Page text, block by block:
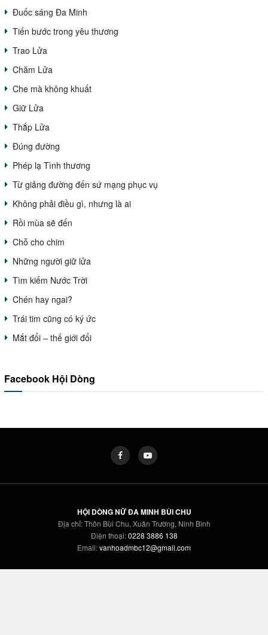
Đuốc sáng Đa Minh
Tiến bước trong yêu thương
Trao Lửa
Chăm Lửa
Che mà không khuất
Giữ Lửa
Thắp Lửa
Đúng đường
Phép lạ Tình thương
Từ giảng đường đến sứ mạng phục vụ
Không phải điều gì, nhưng là ai
Rồi mùa sẽ đến
Chỗ cho chim
Những người giữ lửa
Tìm kiếm Nước Trời
Chén hay ngai?
Trái tim cũng có ký ức
Mắt đổi – thế giới đổi
Facebook Hội Dòng
HỘI DÒNG NỮ ĐA MINH BÙI CHU
Địa chỉ: Thôn Bùi Chu, Xuân Trường, Ninh Bình
Điện thoại:0228 3886 138
Email:vanhoadmbc12@gmail.com